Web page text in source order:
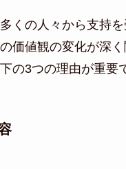
くの人々から支持
価値観の変化が深
の3つの理由が重要